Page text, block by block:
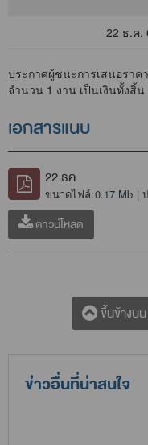
22 ธ.ค.
ประกาศผู้ชนะการเสนอรา
จำนวน 1 งาน เป็นเงินทั้งสิ้น
เอกสารแนบ
22 ธค
ขนาดไฟล์:0.17 Mb |
ดาวน์โหลด
ขึ้นข้างบน
ข่าวอื่นที่น่าสนใจ